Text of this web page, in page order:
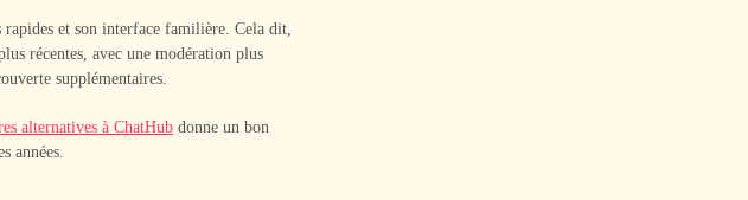
rapides et son interface familière. Cela dit,
récentes, avec une modération plus
supplémentaires.
alternatives à ChatHub donne un bon
années.